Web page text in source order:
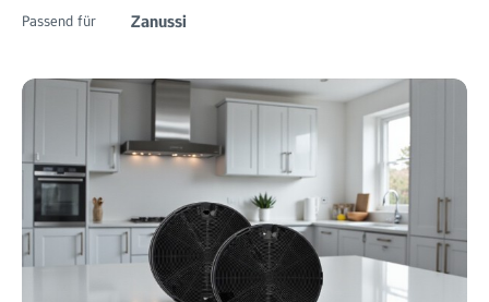
Passend für Zanussi
Bildergalerie überspringen